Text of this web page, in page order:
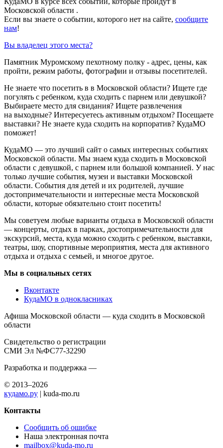
Московской области .
Если вы знаете о событии, которого нет на сайте, сообщите
нам!
Вы владелец этого места?
Памятник Муромскому пехотному полку - адрес, цены, как
пройти, режим работы, фотографии и отзывы посетителей.
Не знаете что посетить в в Московской области? Ищете где
погулять с ребенком, куда сходить с парнем или девушкой?
Выбираете место для свидания? Ищете развлечения
на выходные? Интересуетесь активным отдыхом? Посещаете
выставки? Не знаете куда сходить на корпоратив? КудаМО
поможет!
КудаМО — это лучший сайт о самых интересных событиях
Московской области. Мы знаем куда сходить в Московской
области с девушкой, с парнем или большой компанией. У нас
только лучшие события, музеи и выставки Московской
области. События для детей и их родителей, лучшие
достопримечательности и интересные места Московской
области, которые обязательно стоит посетить!
Мы советуем любые варианты отдыха в Московской области
— концерты, отдых в парках, достопримечательности для
экскурсий, места, куда можно сходить с ребенком, выставки,
театры, шоу, спортивные мероприятия, места для активного
отдыха и отдыха с семьей, и многое другое.
Мы в социальных сетях
Вконтакте
КудаМО в однокласниках
Афиша Московской области — куда сходить в Московской
области
Свидетельство о регистрации
СМИ Эл №ФС77-32290
Разработка и поддержка —
© 2013–2026
кудамо.ру | kuda-mo.ru
Контакты
Сообщить об ошибке
Наша электронная почта
mailbox@kuda-mo.ru